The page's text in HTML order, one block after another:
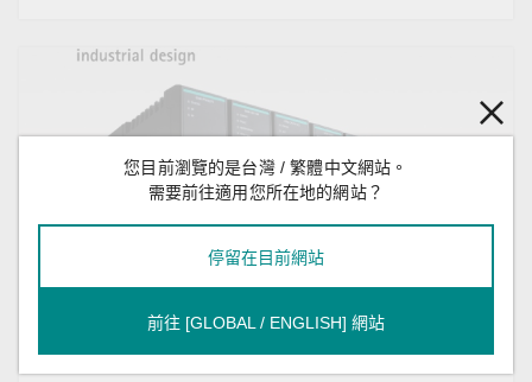
您目前瀏覽的是台灣 / 繁體中文網站。
需要前往適用您所在地的網站？
停留在目前網站
前往 [GLOBAL / ENGLISH] 網站